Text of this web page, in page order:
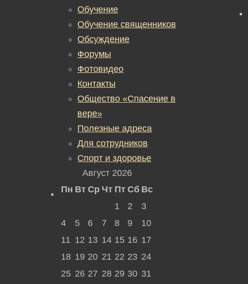
Обучение
Обучение священников
Обсуждение
Форумы
Фотовидео
Контакты
Общество «Спасение в
вере»
Полезные адреса
Для сотрудников
Спорт и здоровье
Август 2026
Пн Вт Ср Чт Пт Сб Вс
1
2
3
4
5 6 7 8 9
10
11 12 13 14 15 16 17
18 19 20 21 22 23 24
25 26 27 28 29 30 31